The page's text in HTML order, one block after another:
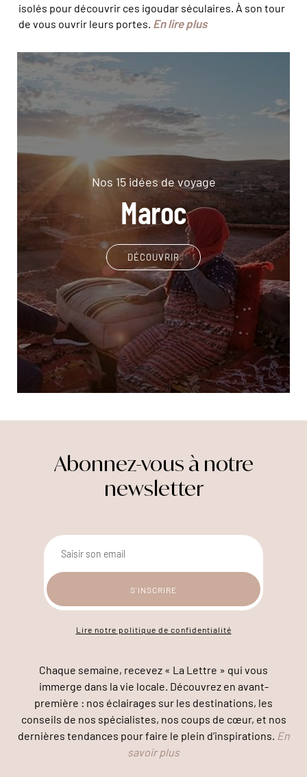
isolés pour découvrir ces igoudar séculaires. À son tour
de vous ouvrir leurs portes. En lire plus
Nos 15 idées de voyage
Maroc
DÉCOUVRIR
Abonnez-vous à notre
newsletter
Lire notre politique de confidentialité
Chaque semaine, recevez « La Lettre » qui vous
immerge dans la vie locale. Découvrez en avant-
première : nos éclairages sur les destinations, les
conseils de nos spécialistes, nos coups de cœur, et nos
dernières tendances pour faire le plein d’inspirations. En
savoir plus